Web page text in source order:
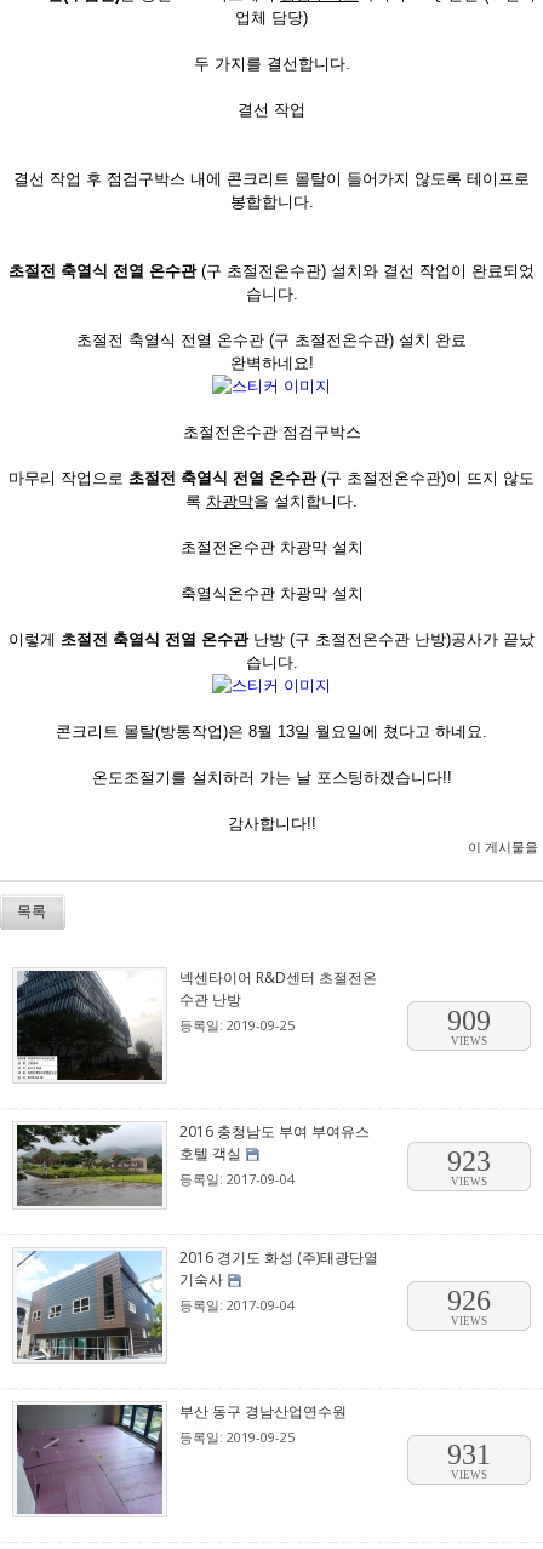
업체 담당)
두 가지를 결선합니다.
결선 작업
결선 작업 후 점검구박스 내에 콘크리트 몰탈이 들어가지 않도록 테이프로
봉합합니다.
초절전 축열식 전열 온수관(구 초절전온수관) 설치와 결선 작업이 완료되었
습니다.
초절전 축열식 전열 온수관 (구 초절전온수관) 설치 완료
완벽하네요!
초절전온수관 점검구박스
마무리 작업으로 초절전 축열식 전열 온수관 (구 초절전온수관)이 뜨지 않도
록 차광막을 설치합니다.
초절전온수관 차광막 설치
축열식온수관 차광막 설치
이렇게 초절전 축열식 전열 온수관난방 (구 초절전온수관 난방)공사가 끝났
습니다.
콘크리트 몰탈(방통작업)은 8월 13일 월요일에 쳤다고 하네요.
온도조절기를 설치하러 가는 날 포스팅하겠습니다!!
감사합니다!!
이 게시물을
목록
넥센타이어 R&D센터 초절전온
수관 난방
등록일: 2019-09-25 909
VIEWS
2016 충청남도 부여 부여유스
호텔 객실
등록일: 2017-09-04
923
VIEWS
2016 경기도 화성 (주)태광단열
기숙사
등록일: 2017-09-04 926
VIEWS
부산 동구 경남산업연수원
등록일: 2019-09-25
931
VIEWS